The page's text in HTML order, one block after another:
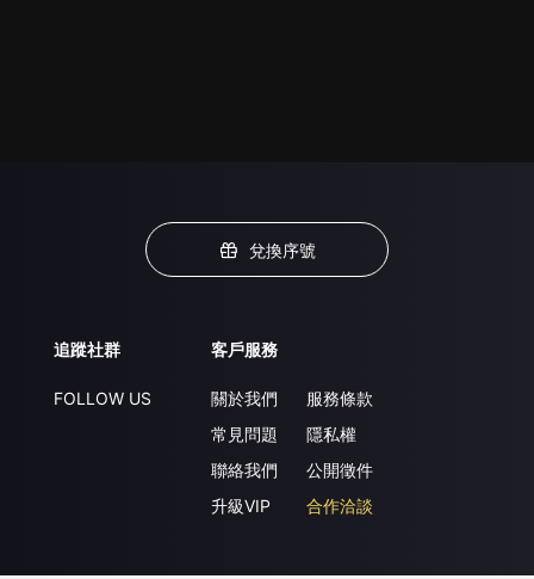
兌換序號
追蹤社群
FOLLOW US
客戶服務
關於我們
常見問題
聯絡我們
升級VIP
服務條款
隱私權
公開徵件
合作洽談